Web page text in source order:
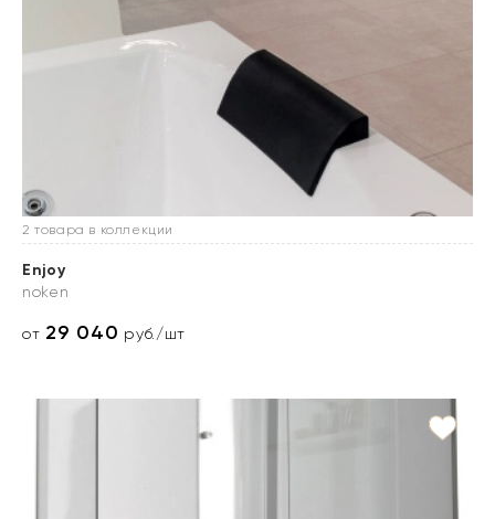
2 товара в коллекции
Enjoy
noken
от 29 040 руб./шт